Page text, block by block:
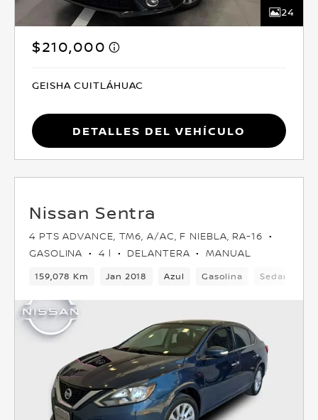
24
$210,000
GEISHA CUITLÁHUAC
Detalles del vehículo
Nissan Sentra
4 PTS ADVANCE, TM6, A/AC, F NIEBLA, RA-16
GASOLINA
4 l DELANTERA MANUAL
159,078 Km Jan 2018 Azul Gasolina Sedan